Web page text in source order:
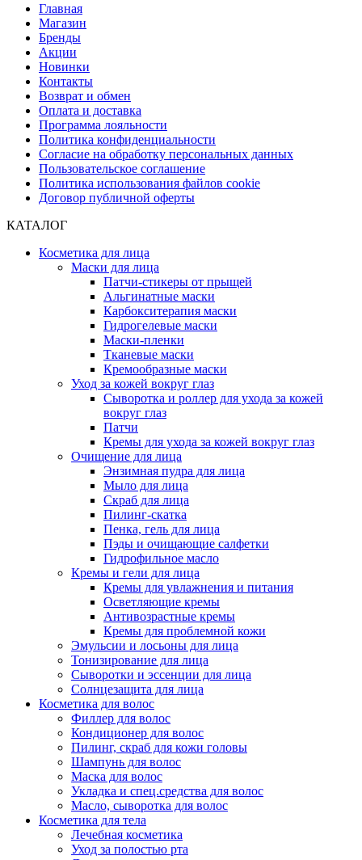
Главная
Магазин
Бренды
Акции
Новинки
Контакты
Возврат и обмен
Оплата и доставка
Программа лояльности
Политика конфиденциальности
Согласие на обработку персональных данных
Пользовательское соглашение
Политика использования файлов cookie
Договор публичной оферты
КАТАЛОГ
Косметика для лица
Маски для лица
Патчи-стикеры от прыщей
Альгинатные маски
Карбокситерапия маски
Гидрогелевые маски
Маски-пленки
Тканевые маски
Кремообразные маски
Уход за кожей вокруг глаз
Сыворотка и роллер для ухода за кожей
вокруг глаз
Патчи
Кремы для ухода за кожей вокруг глаз
Очищение для лица
Энзимная пудра для лица
Мыло для лица
Скраб для лица
Пилинг-скатка
Пенка, гель для лица
Пэды и очищающие салфетки
Гидрофильное масло
Кремы и гели для лица
Кремы для увлажнения и питания
Осветляющие кремы
Антивозрастные кремы
Кремы для проблемной кожи
Эмульсии и лосьоны для лица
Тонизирование для лица
Сыворотки и эссенции для лица
Солнцезащита для лица
Косметика для волос
Филлер для волос
Кондиционер для волос
Пилинг, скраб для кожи головы
Шампунь для волос
Маска для волос
Укладка и спец.средства для волос
Масло, сыворотка для волос
Косметика для тела
Лечебная косметика
Уход за полостью рта